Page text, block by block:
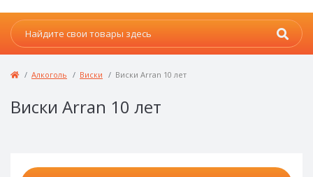
Алкоголь Виски Виски Arran 10 лет
Виски Arran 10 лет